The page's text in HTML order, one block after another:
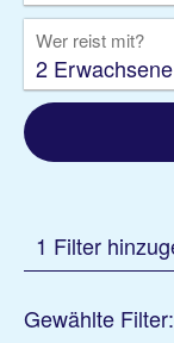
Wer reist mit?
2 Erwachsene
1 Filter
Gewählte Filter: